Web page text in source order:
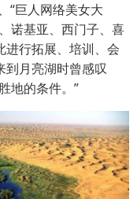
“巨人网络美女大
诺基亚、西门子、喜
进行拓展、培训、会
到月亮湖时曾感叹
地的条件。”